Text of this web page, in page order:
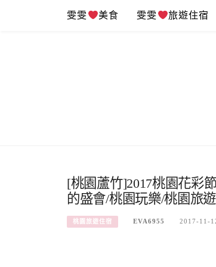
雯雯 美食 雯雯 旅遊住宿
[桃園蘆竹]2017桃園花彩
的盛會/桃園玩樂/桃園旅遊
桃園旅遊住宿 EVA6955 2017-11-